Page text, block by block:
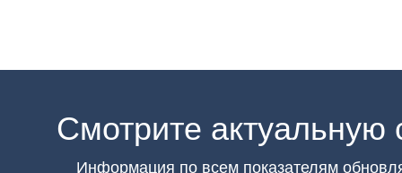
Смотрите актуальную
Информация по всем показателям